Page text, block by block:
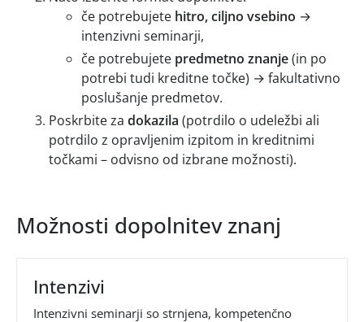
če potrebujete hitro, ciljno vsebino →
intenzivni seminarji,
če potrebujete predmetno znanje(in po
potrebi tudi kreditne točke) → fakultativno
poslušanje predmetov.
Poskrbite za dokazila (potrdilo o udeležbi ali
potrdilo z opravljenim izpitom in kreditnimi
točkami – odvisno od izbrane možnosti).
Možnosti dopolnitev znanj
Intenzivi
Intenzivni seminarji so strnjena, kompetenčno